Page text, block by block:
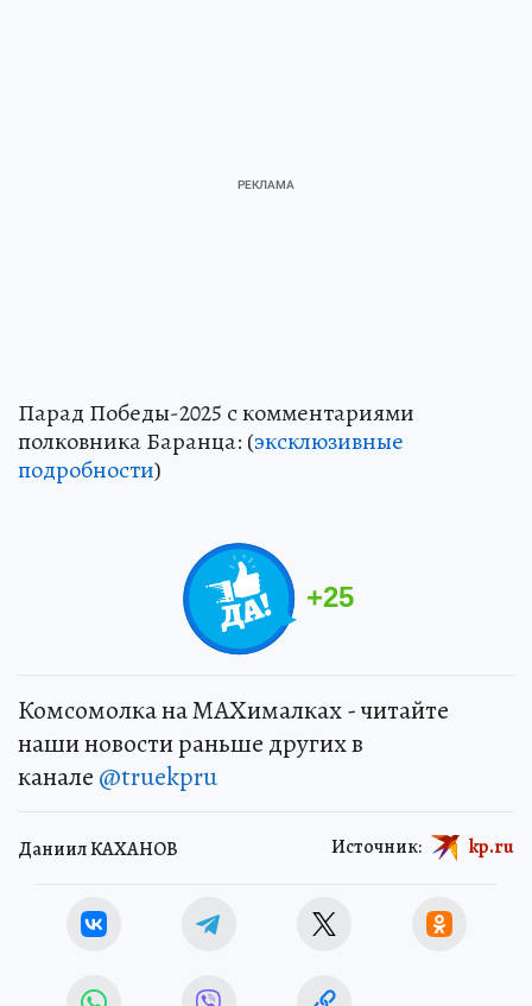
Парад Победы-2025 с комментариями
полковника Баранца: (эксклюзивные
подробности)
+25
Комсомолка на MAXималках - читайте
наши новости раньше других в
канале @truekpru
Даниил КАХАНОВ Источник: kp.ru